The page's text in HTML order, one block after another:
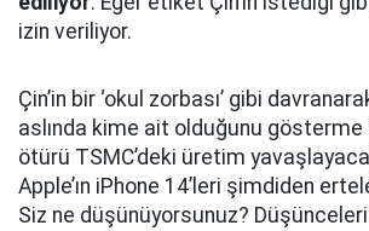
izin veriliyor.
Çin’in bir ‘okul zorbası’ gibi
aslında kime ait olduğunu gösterme
ötürü TSMC’deki üretim
Apple’ın iPhone 14’leri şimdiden
Siz ne düşünüyorsunuz?